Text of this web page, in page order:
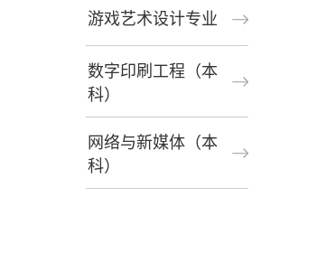
游戏艺术设计专业
数字印刷工程（本
科）
网络与新媒体（本
科）